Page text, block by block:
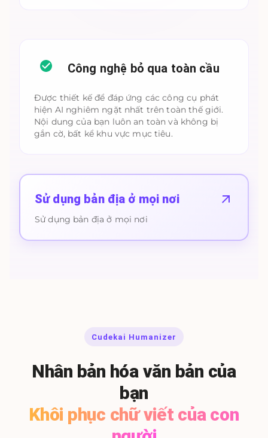
Công nghệ bỏ qua toàn cầu
Được thiết kế để đáp ứng các công cụ phát
hiện AI nghiêm ngặt nhất trên toàn thế giới.
Nội dung của bạn luôn an toàn và không bị
gắn cờ, bất kể khu vực mục tiêu.
Sử dụng bản địa ở mọi nơi
Sử dụng bản địa ở mọi nơi
Cudekai Humanizer
Nhân bản hóa văn bản của
bạn
Khôi phục chữ viết của con